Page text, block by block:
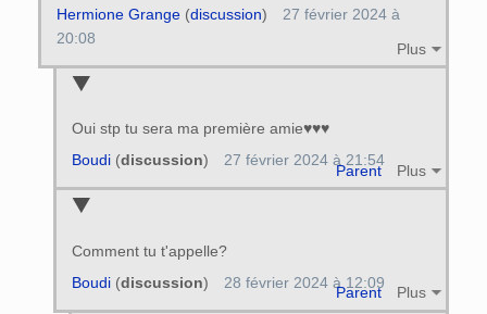
Plus
Hermione Grange(discussion)
27 février 2024 à
20:08
Oui stp tu sera ma première amie♥♥♥
Parent Plus
Boudi(discussion) 27 février 2024 à 21:54
Comment tu t'appelle?
Parent Plus
Boudi(discussion) 28 février 2024 à 12:09